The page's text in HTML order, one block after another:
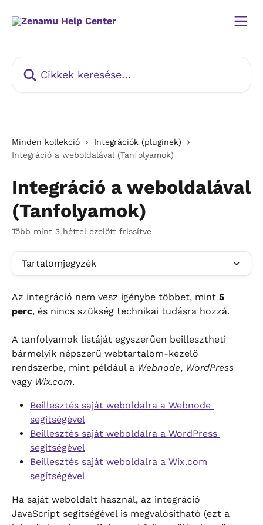
Minden kollekció
Integrációk (pluginek)
Integráció a weboldalával (Tanfolyamok)
Integráció a weboldalával
(Tanfolyamok)
Több mint 3 héttel ezelőtt frissítve
Tartalomjegyzék
Az integráció nem vesz igénybe többet, mint 5
perc, és nincs szükség technikai tudásra hozzá.
A tanfolyamok listáját egyszerűen beillesztheti
bármelyik népszerű webtartalom-kezelő
rendszerbe, mint például a Webnode, WordPress
vagy Wix.com.
Beillesztés saját weboldalra a Webnode
segítségével
Beillesztés saját weboldalra a WordPress
segítségével
Beillesztés saját weboldalra a Wix.com
segítségével
Ha saját weboldalt használ, az integráció
JavaScript segítségével is megvalósítható (ezt a